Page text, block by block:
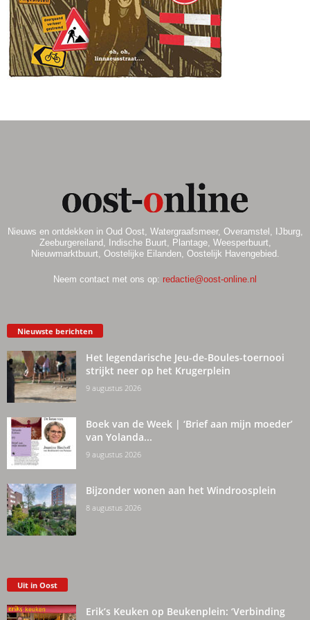
Nieuws en ontdekken in Oud Oost, Watergraafsmeer, Overamstel, IJburg,
Zeeburgereiland, Indische Buurt, Plantage, Weesperbuurt,
Nieuwmarktbuurt, Oostelijke Eilanden, Oostelijk Havengebied.
Neem contact met ons op: redactie@oost-online.nl
Nieuwste berichten
Het legendarische Jeu-de-Boules-toernooi
strijkt neer op het Krugerplein
9 augustus 2026
Boek van de Week | ‘Brief aan mijn moeder’
van Yolanda...
9 augustus 2026
Bijzonder wonen aan het Windroosplein
8 augustus 2026
Uit in Oost
Erik’s Keuken op Beukenplein: ‘Verbinding